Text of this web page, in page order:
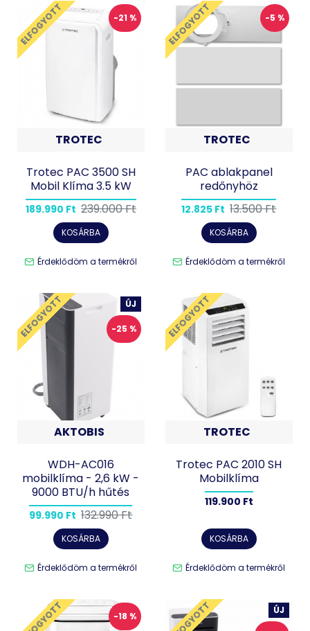
-21 %
ELFOGYOTT
TROTEC
Trotec PAC 3500 SH
Mobil Klíma 3.5 kW
189.990 Ft 239.000 Ft
KOSÁRBA
Érdeklődöm a termékről
-5 %
ELFOGYOTT
TROTEC
PAC ablakpanel
redőnyhöz
12.825 Ft 13.500 Ft
KOSÁRBA
Érdeklődöm a termékről
ÚJ
-25 %
ELFOGYOTT
AKTOBIS
WDH-AC016
mobilklíma - 2,6 kW -
9000 BTU/h hűtés
99.990 Ft 132.990 Ft
KOSÁRBA
Érdeklődöm a termékről
ELFOGYOTT
TROTEC
Trotec PAC 2010 SH
Mobilklíma
119.900 Ft
KOSÁRBA
Érdeklődöm a termékről
-18 %
ÚJ